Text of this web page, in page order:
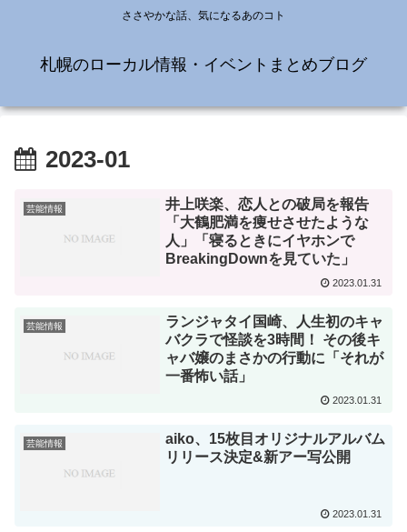
ささやかな話、気になるあのコト
札幌のローカル情報・イベントまとめブログ
2023-01
芸能情報
井上咲楽、恋人との破局を報告
「大鶴肥満を痩せさせたような
人」「寝るときにイヤホンで
BreakingDownを見ていた」
2023.01.31
芸能情報
ランジャタイ国崎、人生初のキャ
バクラで怪談を3時間！ その後キ
ャバ嬢のまさかの行動に「それが
一番怖い話」
2023.01.31
芸能情報
aiko、15枚目オリジナルアルバム
リリース決定&新アー写公開
2023.01.31